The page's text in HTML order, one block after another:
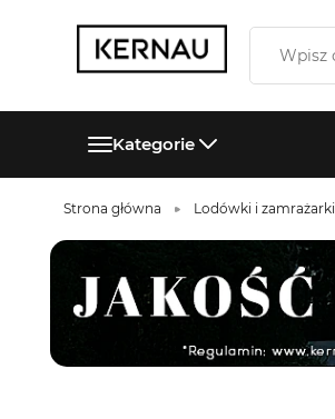
Kategorie
Strona główna Lodówki i zamrażarki